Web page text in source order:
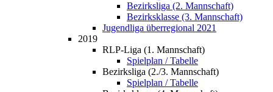
Bezirksliga (2. Mannschaft)
Bezirksklasse (3. Mannschaft)
Jugendliga überregional 2021
2019
RLP-Liga (1. Mannschaft)
Spielplan / Tabelle
Bezirksliga (2./3. Mannschaft)
Spielplan / Tabelle